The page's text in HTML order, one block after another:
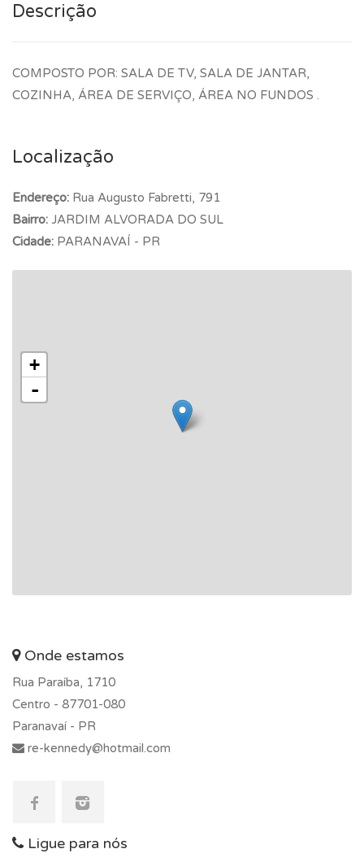
Descrição
COMPOSTO POR: SALA DE TV, SALA DE JANTAR,
COZINHA, ÁREA DE SERVIÇO, ÁREA NO FUNDOS .
Localização
Endereço: Rua Augusto Fabretti, 791
Bairro: JARDIM ALVORADA DO SUL
Cidade: PARANAVAÍ - PR
+
-
Onde estamos
Rua Paraíba, 1710
Centro - 87701-080
Paranavaí - PR
re-kennedy@hotmail.com
Ligue para nós